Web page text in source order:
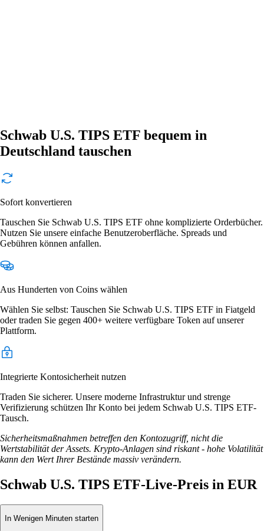
Schwab U.S. TIPS ETF bequem in
Deutschland tauschen
Sofort konvertieren
Tauschen Sie Schwab U.S. TIPS ETF ohne komplizierte Orderbücher.
Nutzen Sie unsere einfache Benutzeroberfläche. Spreads und
Gebühren können anfallen.
Aus Hunderten von Coins wählen
Wählen Sie selbst: Tauschen Sie Schwab U.S. TIPS ETF in Fiatgeld
oder traden Sie gegen 400+ weitere verfügbare Token auf unserer
Plattform.
Integrierte Kontosicherheit nutzen
Traden Sie sicherer. Unsere moderne Infrastruktur und strenge
Verifizierung schützen Ihr Konto bei jedem Schwab U.S. TIPS ETF-
Tausch.
Sicherheitsmaßnahmen betreffen den Kontozugriff, nicht die
Wertstabilität der Assets. Krypto-Anlagen sind riskant - hohe Volatilität
kann den Wert Ihrer Bestände massiv verändern.
Schwab U.S. TIPS ETF-Live-Preis in EUR
In Wenigen Minuten starten